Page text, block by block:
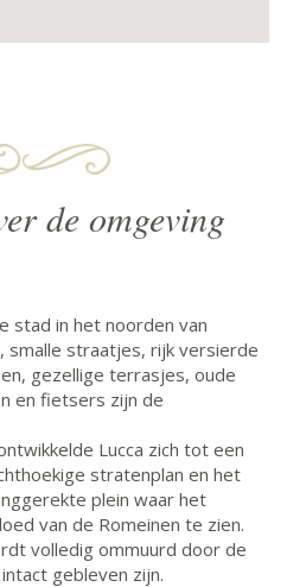
de omgeving
stad in het noorden van
smalle straatjes, rijk versierde
gezellige terrasjes, oude
en fietsers zijn de
Lucca zich tot een
stratenplan en het
plein waar het
van de Romeinen te zien.
volledig ommuurd door de
gebleven zijn.